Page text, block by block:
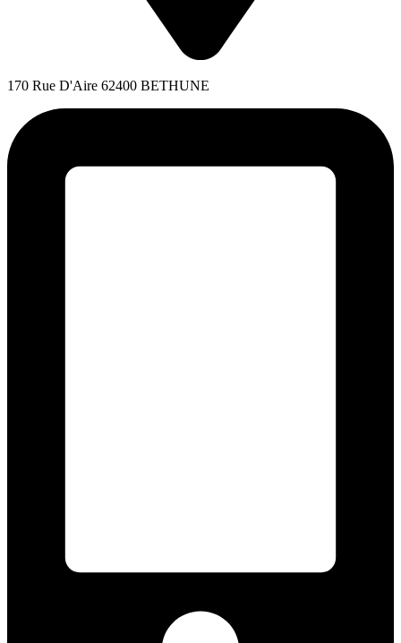
170 Rue D'Aire 62400 BETHUNE